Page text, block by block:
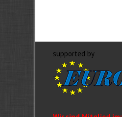
supported by